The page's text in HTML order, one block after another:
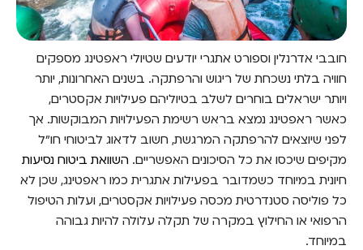
חובבי אדרנלין וספורט אתגרי יודעים שטיולי ראפטינג מספקים
חוויה בלתי נשכחת של ריגוש והרפתקה. בשנים האחרונות, יותר
ויותר ישראלים בוחרים לשלב בטיוליהם פעילויות אקסטרים,
כאשר ראפטינג נמצא בראש רשימת הפעילויות המבוקשות. אך
לפני שיוצאים להרפתקה המרגשת, חשוב לדאוג לביטוחי חו"ל
מקיפים שיכסו את כל הסיכונים האפשריים. השוואת ביטוח נסיעות
חיונית במיוחד כשמדובר בפעילות אתגרית כמו ראפטינג, שכן לא
כל פוליסה סטנדרטית מכסה פעילויות אקסטרים, ועלות הטיפול
הרפואי או החילוץ במקרה של תקלה עלולה להיות גבוהה
במיוחד.